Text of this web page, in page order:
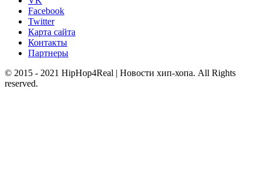
Facebook
Twitter
Карта сайта
Контакты
Партнеры
© 2015 - 2021 HipHop4Real | Новости хип-хопа. All Rights
reserved.